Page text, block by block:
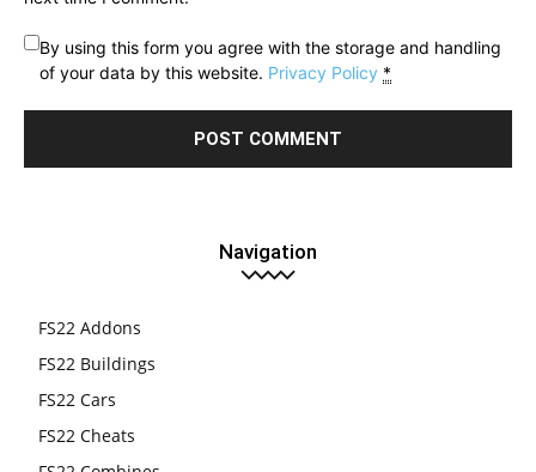
By using this form you agree with the storage and handling
of your data by this website. Privacy Policy *
Navigation
FS22 Addons
FS22 Buildings
FS22 Cars
FS22 Cheats